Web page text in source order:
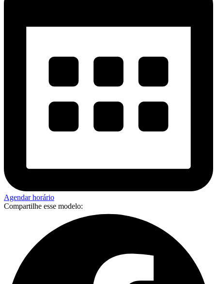
Agendar horário
Compartilhe esse modelo: